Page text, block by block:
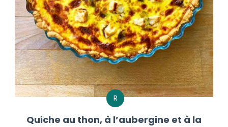
R
Quiche au thon, à l’aubergine et à la